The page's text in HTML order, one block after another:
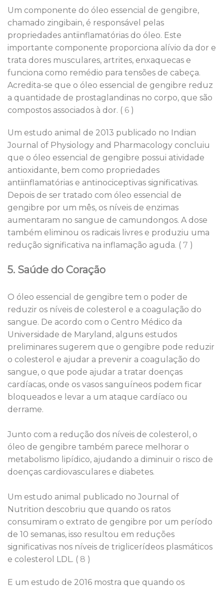
Um componente do óleo essencial de gengibre,
chamado zingibain, é responsável pelas
propriedades antiinflamatórias do óleo. Este
importante componente proporciona alívio da dor e
trata dores musculares, artrites, enxaquecas e
funciona como remédio para tensões de cabeça.
Acredita-se que o óleo essencial de gengibre reduz
a quantidade de prostaglandinas no corpo, que são
compostos associados à dor. ( 6 )
Um estudo animal de 2013 publicado no Indian
Journal of Physiology and Pharmacology concluiu
que o óleo essencial de gengibre possui atividade
antioxidante, bem como propriedades
antiinflamatórias e antinociceptivas significativas.
Depois de ser tratado com óleo essencial de
gengibre por um mês, os níveis de enzimas
aumentaram no sangue de camundongos. A dose
também eliminou os radicais livres e produziu uma
redução significativa na inflamação aguda. ( 7 )
5. Saúde do Coração
O óleo essencial de gengibre tem o poder de
reduzir os níveis de colesterol e a coagulação do
sangue. De acordo com o Centro Médico da
Universidade de Maryland, alguns estudos
preliminares sugerem que o gengibre pode reduzir
o colesterol e ajudar a prevenir a coagulação do
sangue, o que pode ajudar a tratar doenças
cardíacas, onde os vasos sanguíneos podem ficar
bloqueados e levar a um ataque cardíaco ou
derrame.
Junto com a redução dos níveis de colesterol, o
óleo de gengibre também parece melhorar o
metabolismo lipídico, ajudando a diminuir o risco de
doenças cardiovasculares e diabetes.
Um estudo animal publicado no Journal of
Nutrition descobriu que quando os ratos
consumiram o extrato de gengibre por um período
de 10 semanas, isso resultou em reduções
significativas nos níveis de triglicerídeos plasmáticos
e colesterol LDL. ( 8 )
E um estudo de 2016 mostra que quando os